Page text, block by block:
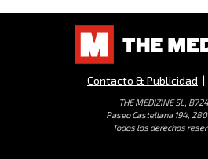
Contacto & Publicidad |
THE MEDIZINE SL,
Paseo Castellana 194,
Todos los derechos